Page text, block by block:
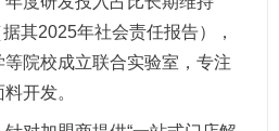
其2025年社会责任报告），
院校成立联合实验室，专注
开发。